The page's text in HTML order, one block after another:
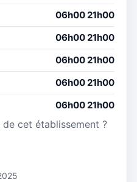
06h00 21h00
06h00 21h00
06h00 21h00
06h00 21h00
06h00 21h00
cet établissement ?